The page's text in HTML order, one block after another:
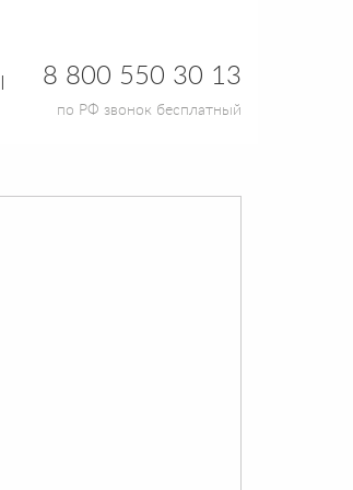
8 800 550 30 13
по РФ звонок бесплатный